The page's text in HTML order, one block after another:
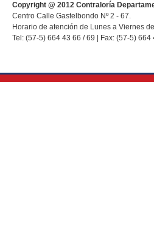
Copyright @ 2012 Contraloría
Centro Calle Gastelbondo Nº 2 - 67.
Horario de atención de Lunes a Viernes
Tel: (57-5) 664 43 66 / 69 | Fax: (57-5)